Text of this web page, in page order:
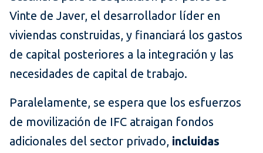
Vinte de Javer, el desarrollador líder en
viviendas construidas, y financiará los gastos
de capital posteriores a la integración y las
necesidades de capital de trabajo.
Paralelamente, se espera que los esfuerzos
de movilización de IFC atraigan fondos
adicionales del sector privado, incluidas